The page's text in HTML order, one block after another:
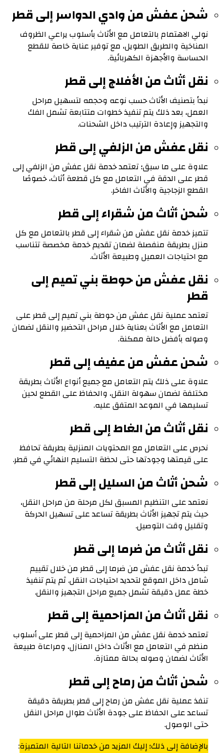
شحن عفش من وادي الدواسر إلى قطر
نولي الاهتمام بالتعامل مع الأثاث بأسلوب يراعي الظروف
المناخية والطريق الطويل، مع توفير عناية خاصة للقطع
الحساسة والأجهزة الكهربائية.
نقل أثاث من الأفلاج إلى قطر
نبدأ بتصنيف الأثاث حسب نوعه وحجمه لتسهيل مراحل
العمل، بعد ذلك يتم تنفيذ خطوات متتابعة تشمل الفك
والتجهيز وإعادة الترتيب داخل الشحنات.
نقل عفش من الزلفي إلى قطر
علاوة على ما سبق؛ تعتمد خدمة نقل عفش من الزلفي إلى
قطر على الدقة في التعامل مع كل قطعة أثاث، خصوصًا
القطع الزجاجية والأثاث الفاخر.
شحن أثاث من شقراء إلى قطر
تتميز خدمة نقل عفش من شقراء إلى قطر بالتعامل مع كل
منزل بطريقة منفصلة لضمان تقديم خدمة مخصصة تتناسب
مع احتياجات العميل وطبيعة الأثاث.
نقل عفش من حوطة بني تميم إلى
قطر
تعتمد عملية نقل عفش من حوطة بني تميم إلى قطر على
التعامل مع الأثاث بعناية خلال مراحل التحضير والنقل لضمان
وصوله بأفضل حالة ممكنة.
شحن عفش من عفيف إلى قطر
علاوة على ذلك يتم التعامل مع جميع أنواع الأثاث بطريقة
مختلفة لضمان سهولة النقل، والحفاظ على القطع لحين
تسليمها في الموعد المتفق عليه.
نقل أثاث من الغاط إلى قطر
نحرص على التعامل مع المحتويات المنزلية بطريقة تحافظ
على قيمتها وجودتها حتى لحظة التسليم النهائي في قطر.
شحن أثاث من السليل إلى قطر
نعتمد على التنظيم المسبق لكل مرحلة من مراحل النقل،
حيث يتم تجهيز الأثاث بطريقة تساعد على تسهيل الحركة
وتقليل وقت التوصيل.
نقل أثاث من ضرما إلى قطر
تبدأ خدمة نقل عفش من ضرما إلى قطر من خلال تقييم
شامل داخل الموقع لتحديد احتياجات النقل. ثم يتم تنفيذ
خطة عمل دقيقة تشمل جميع مراحل التجهيز والنقل.
نقل أثاث من المزاحمية إلى قطر
تعتمد خدمة نقل عفش من المزاحمية إلى قطر على أسلوب
منظم في التعامل مع الأثاث داخل المنازل، ومراعاة طبيعة
الأثاث لضمان وصوله بحالة ممتازة.
شحن أثاث من رماح إلى قطر
تنفذ عملية نقل عفش من رماح إلى قطر بطريقة دقيقة
تساعد على الحفاظ على جودة الأثاث طوال مراحل النقل
حتى الوصول.
بالإضافة إلى ذلك؛ إليك المزيد من خدماتنا التالية المتميزة: